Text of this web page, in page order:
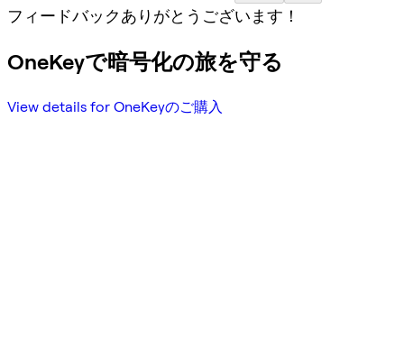
フィードバックありがとうございます！
OneKeyで暗号化の旅を守る
View details for OneKeyのご購入